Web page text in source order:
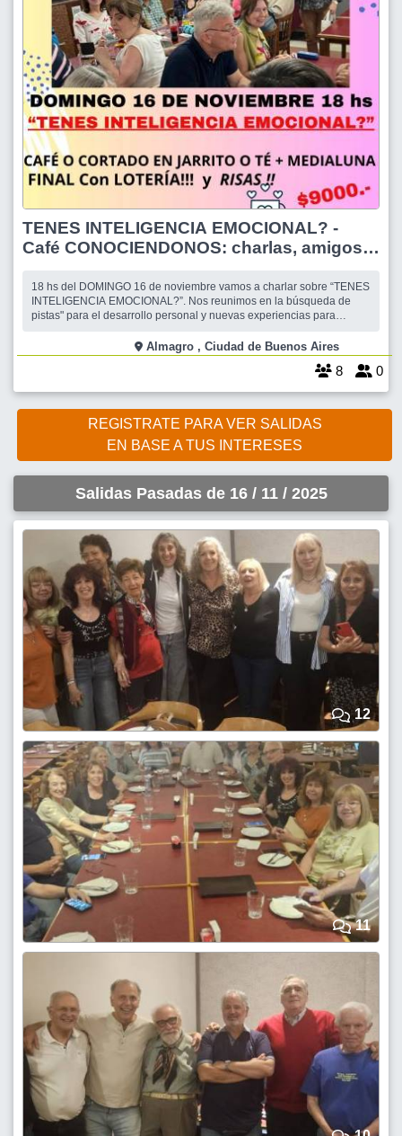
TENES INTELIGENCIA EMOCIONAL? -
Café CONOCIENDONOS: charlas, amigos y
18 hs del DOMINGO 16 de noviembre vamos a charlar sobre “TENES
INTELIGENCIA EMOCIONAL?”. Nos reunimos en la búsqueda de
pistas" para el desarrollo personal y nuevas experiencias para
escucharte!! Y que te lleves nuevas perspectivas para reflexionar.
Venite a LA CONTINENTAL de Av
Almagro , Ciudad de Buenos Aires
8 0
REGISTRATE PARA VER SALIDAS
EN BASE A TUS INTERESES
Salidas Pasadas de 16 / 11 / 2025
12
11